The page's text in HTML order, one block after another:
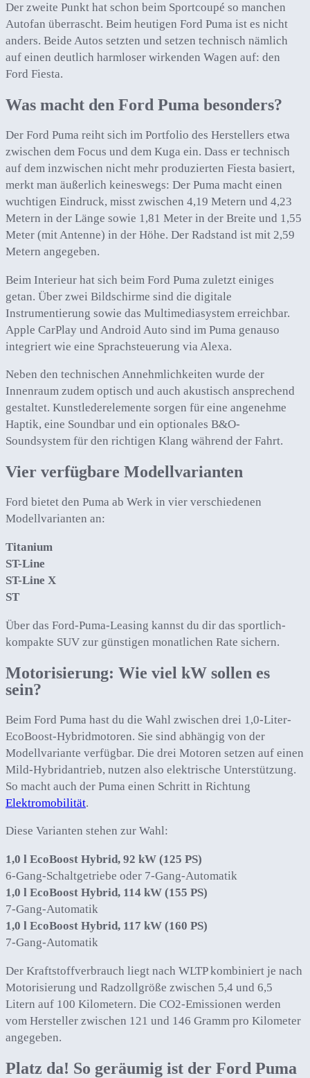
Der zweite Punkt hat schon beim Sportcoupé so manchen
Autofan überrascht. Beim heutigen Ford Puma ist es nicht
anders. Beide Autos setzten und setzen technisch nämlich
auf einen deutlich harmloser wirkenden Wagen auf: den
Ford Fiesta.
Was macht den Ford Puma besonders?
Der Ford Puma reiht sich im Portfolio des Herstellers etwa
zwischen dem Focus und dem Kuga ein. Dass er technisch
auf dem inzwischen nicht mehr produzierten Fiesta basiert,
merkt man äußerlich keineswegs: Der Puma macht einen
wuchtigen Eindruck, misst zwischen 4,19 Metern und 4,23
Metern in der Länge sowie 1,81 Meter in der Breite und 1,55
Meter (mit Antenne) in der Höhe. Der Radstand ist mit 2,59
Metern angegeben.
Beim Interieur hat sich beim Ford Puma zuletzt einiges
getan. Über zwei Bildschirme sind die digitale
Instrumentierung sowie das Multimediasystem erreichbar.
Apple CarPlay und Android Auto sind im Puma genauso
integriert wie eine Sprachsteuerung via Alexa.
Neben den technischen Annehmlichkeiten wurde der
Innenraum zudem optisch und auch akustisch ansprechend
gestaltet. Kunstlederelemente sorgen für eine angenehme
Haptik, eine Soundbar und ein optionales B&O-
Soundsystem für den richtigen Klang während der Fahrt.
Vier verfügbare Modellvarianten
Ford bietet den Puma ab Werk in vier verschiedenen
Modellvarianten an:
Titanium
ST-Line
ST-Line X
ST
Über das Ford-Puma-Leasing kannst du dir das sportlich-
kompakte SUV zur günstigen monatlichen Rate sichern.
Motorisierung: Wie viel kW sollen es
sein?
Beim Ford Puma hast du die Wahl zwischen drei 1,0-Liter-
EcoBoost-Hybridmotoren. Sie sind abhängig von der
Modellvariante verfügbar. Die drei Motoren setzen auf einen
Mild-Hybridantrieb, nutzen also elektrische Unterstützung.
So macht auch der Puma einen Schritt in Richtung
Elektromobilität.
Diese Varianten stehen zur Wahl:
1,0 l EcoBoost Hybrid, 92 kW (125 PS)
6-Gang-Schaltgetriebe oder 7-Gang-Automatik
1,0 l EcoBoost Hybrid, 114 kW (155 PS)
7-Gang-Automatik
1,0 l EcoBoost Hybrid, 117 kW (160 PS)
7-Gang-Automatik
Der Kraftstoffverbrauch liegt nach WLTP kombiniert je nach
Motorisierung und Radzollgröße zwischen 5,4 und 6,5
Litern auf 100 Kilometern. Die CO2-Emissionen werden
vom Hersteller zwischen 121 und 146 Gramm pro Kilometer
angegeben.
Platz da! So geräumig ist der Ford Puma